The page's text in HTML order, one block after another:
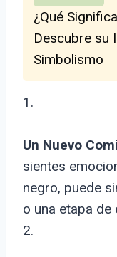
¿Qué
Descubre su
Simbolismo
1.
Un Nuevo
sientes
negro, puede
o una etapa de
2.